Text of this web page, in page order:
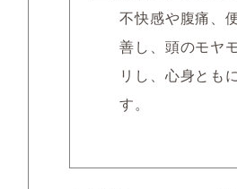
不快感や腹痛、
善し、頭のモヤ
リし、心身とも
す。